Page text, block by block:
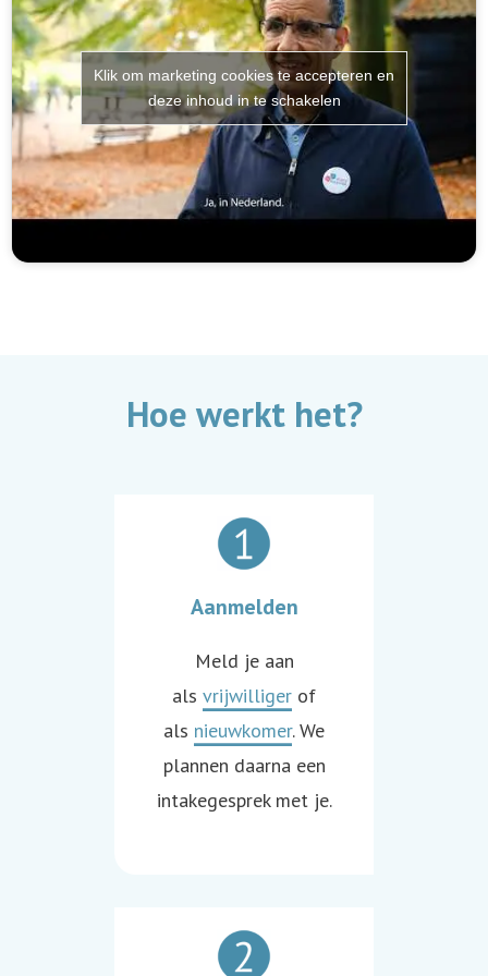
Klik om marketing cookies te accepteren en
deze inhoud in te schakelen
Hoe werkt het?
Aanmelden
Meld je aan
als vrijwilliger of
als nieuwkomer. We
plannen daarna een
intakegesprek met je.